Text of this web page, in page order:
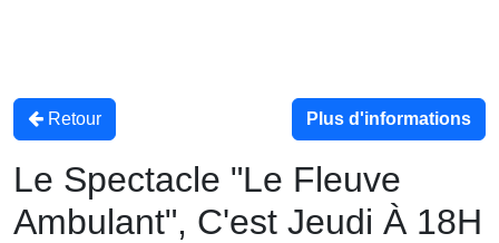
Retour Plus d'informations
Le Spectacle "Le Fleuve
Ambulant", C'est Jeudi À 18H